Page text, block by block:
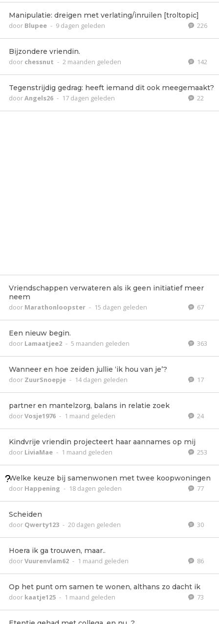
Manipulatie: dreigen met verlating/inruilen [troltopic]
door Blupee - 9 dagen geleden 226
Bijzondere vriendin.
door chessnut - 2 maanden geleden 142
Tegenstrijdig gedrag: heeft iemand dit ook meegemaakt?
doorAngels26 - 17 dagen geleden 22
Vriendschappen verwateren als ik geen initiatief meer
neem
door Marathonloopster - 15 dagen geleden 67
Een nieuw begin.
door Lamaatjee2 - 5 maanden geleden 363
Wanneer en hoe zeiden jullie ‘ik hou van je’?
door ZuurSnoepje - 14 dagen geleden 17
partner en mantelzorg, balans in relatie zoek
doorVosje1976 - 1 maand geleden 24
Kindvrije vriendin projecteert haar aannames op mij
door LiviaMae - 1 maand geleden 253
Welke keuze bij samenwonen met twee koopwoningen
door Happening - 18 dagen geleden 77
Scheiden
door Qwerty123 - 20 dagen geleden 30
Hoera ik ga trouwen, maar..
doorVuurenvlam62 - 1 maand geleden 86
Op het punt om samen te wonen, althans zo dacht ik
door kaatje125 - 1 maand geleden 73